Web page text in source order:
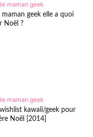
maman geek
maman geek elle a quoi
Noël ?
maman geek
kawaii/geek pour
Noël [2014]